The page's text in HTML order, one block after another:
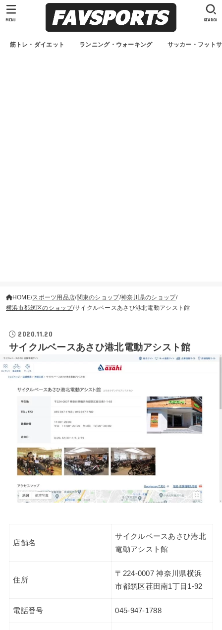
筋トレ・ダイエット ランニング・ウォーキング サッカー・フット
SEARCH
MENU
HOME スポーツ用品店 関東のショップ 神奈川県のショップ
横浜市都筑区のショップ サイクルベースあさひ港北電動アシスト館
2020.11.20
サイクルベースあさひ港北電動アシスト館
店舗名
サイクルベースあさひ港北
電動アシスト館
住所
〒224-0007 神奈川県横浜
市都筑区荏田南1丁目1-92
電話番号 045-947-1788